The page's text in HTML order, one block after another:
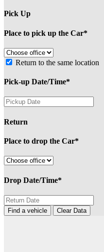
Pick Up
Place to pick up the Car*
Return to the same location
Pick-up Date/Time*
Return
Place to drop the Car*
Drop Date/Time*
Find a vehicle Clear Data